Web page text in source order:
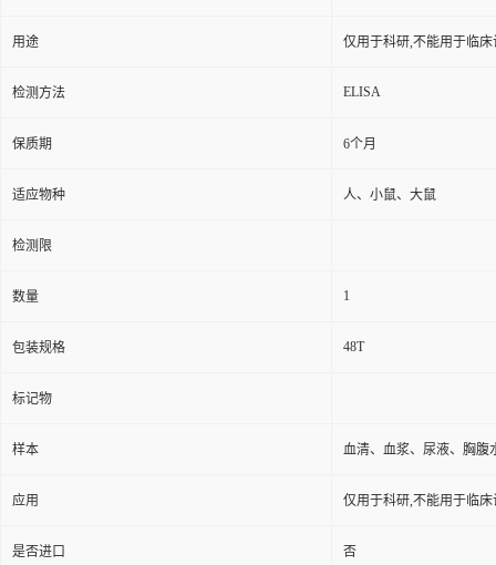
用途 仅用于科研,不能用于临
检测方法 ELISA
保质期 6个月
适应物种 人、小鼠、大鼠
检测限
数量 1
包装规格 48T
标记物
样本 血清、血浆、尿液、胸腹
应用 仅用于科研,不能用于临
是否进口 否